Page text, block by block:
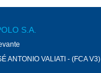
S.A.
ANTONIO VALIATI - (FCA V3)